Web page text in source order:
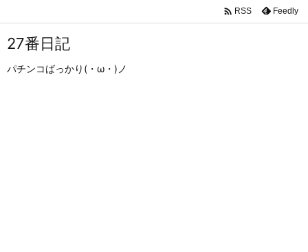
 RSS Feedly
27番日記
パチンコばっかり(・ω・)ノ